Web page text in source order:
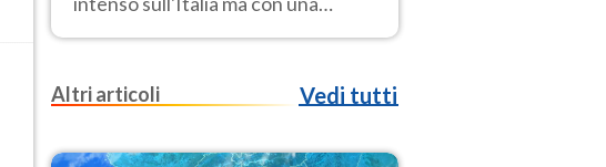
parziale e lieve attenuazione tra il 7
Altri articoli
Vedi tutti